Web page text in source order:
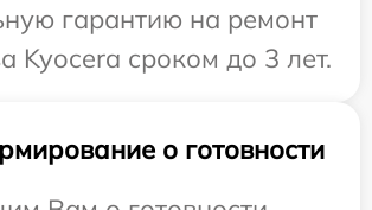
гарантию на ремонт
Kyocera сроком до 3 лет.
о готовности